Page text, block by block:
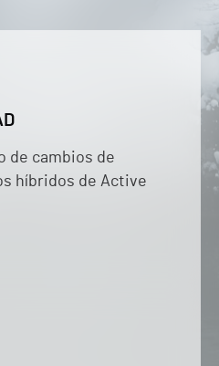
de cambios de
híbridos de Active